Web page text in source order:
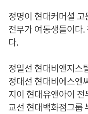
정명이 현대커머셜
전무가 여동생들이다
다.
정일선 현대비앤지스
정대선 현대비에스엔
지이 현대유앤아이
교선 현대백화점그룹